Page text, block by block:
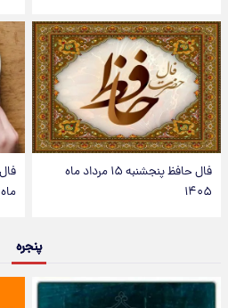
فال حافظ پنجشنبه ۱۵ مرداد ماه
۱۴۰۵
ماه ۱۴۰۵
پنجره